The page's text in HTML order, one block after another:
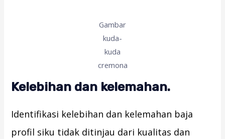
Gambar
kuda-
kuda
cremona
Kelebihan dan kelemahan.
Identifikasi kelebihan dan kelemahan baja
profil siku tidak ditinjau dari kualitas dan